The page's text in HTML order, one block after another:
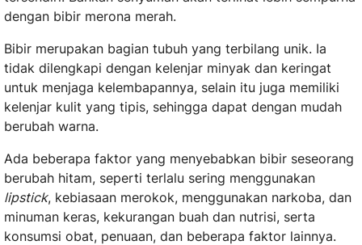
dengan bibir merona merah.
Bibir merupakan bagian tubuh yang terbilang unik. Ia
tidak dilengkapi dengan kelenjar minyak dan keringat
untuk menjaga kelembapannya, selain itu juga memiliki
kelenjar kulit yang tipis, sehingga dapat dengan mudah
berubah warna.
Ada beberapa faktor yang menyebabkan bibir seseorang
berubah hitam, seperti terlalu sering menggunakan
lipstick, kebiasaan merokok, menggunakan narkoba, dan
minuman keras, kekurangan buah dan nutrisi, serta
konsumsi obat, penuaan, dan beberapa faktor lainnya.